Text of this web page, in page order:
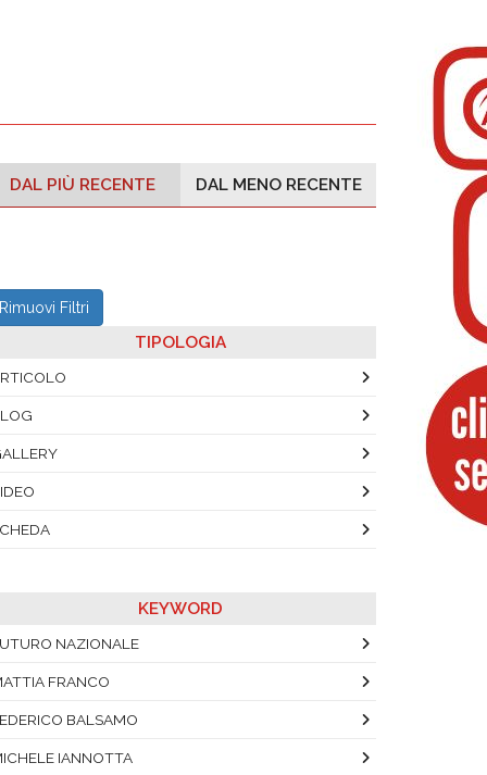
DAL PIÙ RECENTE DAL MENO RECENTE
Rimuovi Filtri
TIPOLOGIA
KEYWORD
NAZIONALE
FRANCO
BALSAMO
IANNOTTA